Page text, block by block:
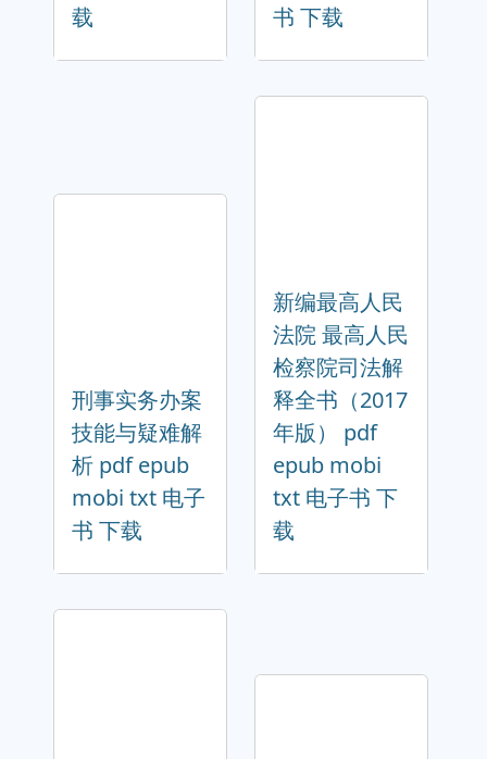
载
书 下载
刑事实务办案
技能与疑难解
析 pdf epub
mobi txt 电子
书 下载
新编最高人民
法院 最高人民
检察院司法解
释全书（2017
年版） pdf
epub mobi
txt 电子书 下
载